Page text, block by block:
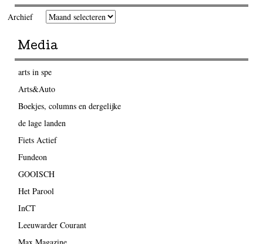
Archief
Media
arts in spe
Arts&Auto
Boekjes, columns en dergelijke
de lage landen
Fiets Actief
Fundeon
GOOISCH
Het Parool
InCT
Leeuwarder Courant